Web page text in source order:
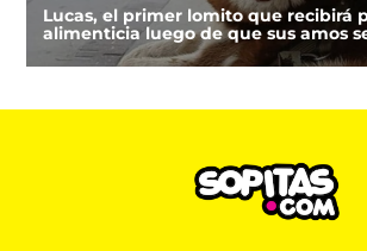
Lucas, el primer lomito que recibirá
alimenticia luego de que sus amos